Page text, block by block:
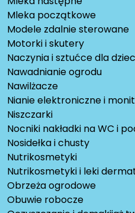
Mleka początkowe
Modele zdalnie sterowane
Motorki i skutery
Naczynia i sztućce dla
Nawadnianie ogrodu
Nawilżacze
Nianie elektroniczne i
Niszczarki
Nocniki nakładki na WC i
Nosidełka i chusty
Nutrikosmetyki
Nutrikosmetyki i leki
Obrzeża ogrodowe
Obuwie robocze